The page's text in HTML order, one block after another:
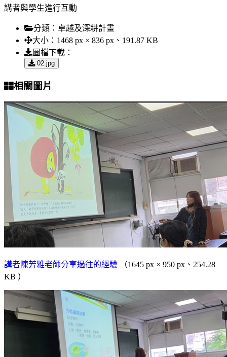
講者與學生進行互動
分類： 卓越及深耕計畫
大小： 1468 px × 836 px、191.87 KB
圖檔下載：
02.jpg
相關圖片
講者陳芳雅老師分享過往的經驗
（1645 px × 950 px、254.28
KB ）